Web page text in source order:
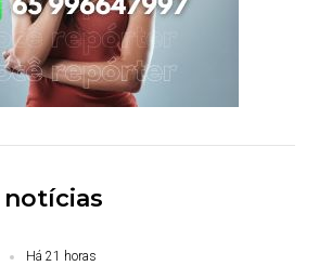
Há 21 horas